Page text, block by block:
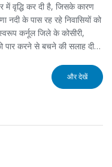
वृद्धि कर दी है, जिसके कारण
के पास रह रहे निवासियों को
कर्नूल जिले के कोसीरी,
पार करने से बचने की सलाह दी
और देखें